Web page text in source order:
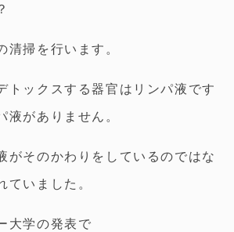
清掃を行います。
トックスする器官はリンパ液です
液がありません。
がそのかわりをしているのではな
ていました。
大学の発表で